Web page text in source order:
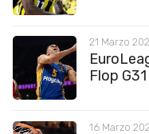
21 Marzo
Flop G31
16 Marzo